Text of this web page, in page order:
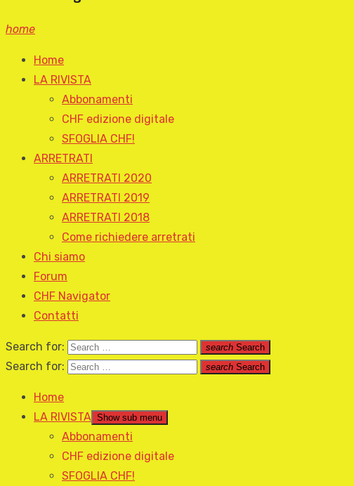
home
Home
LA RIVISTA
Abbonamenti
CHF edizione digitale
SFOGLIA CHF!
ARRETRATI
ARRETRATI 2020
ARRETRATI 2019
ARRETRATI 2018
Come richiedere arretrati
Chi siamo
Forum
CHF Navigator
Contatti
Search for: search Search
Search for: search Search
Home
LA RIVISTA Show sub menu
Abbonamenti
CHF edizione digitale
SFOGLIA CHF!